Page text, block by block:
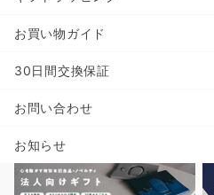
お買い物ガイド
30日間交換保証
お問い合わせ
お知らせ